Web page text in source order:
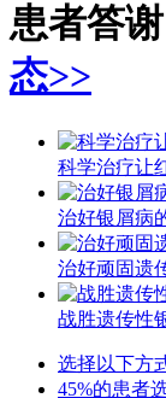
患者答
态>>
科学治疗让
治好银屑病
治好顽固遗
战胜遗传性
选择以下方
45%的患者